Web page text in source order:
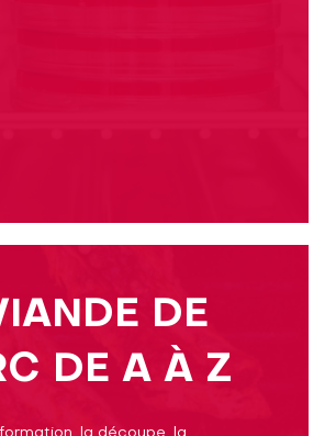
DE
DE A À Z